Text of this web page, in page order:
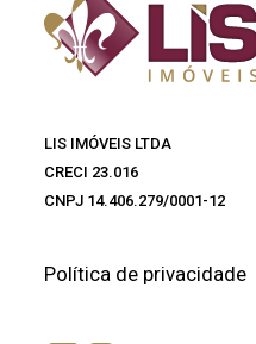
LIS IMÓVEIS LTDA
CRECI 23.016
CNPJ 14.406.279/0001-12
Política de privacidade